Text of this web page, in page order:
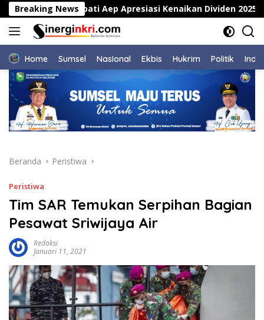
Langsung
ke
konten
Breaking NewsBupati Aep Apresiasi Kenaikan Dividen 2025 saat
Home Sumsel NasIonal Ekbis Hukrim Politik
Beranda Peristiwa
Peristiwa
Tim SAR Temukan Serpihan Bagian
Pesawat Sriwijaya Air
Redaksi
Januari 11, 2021